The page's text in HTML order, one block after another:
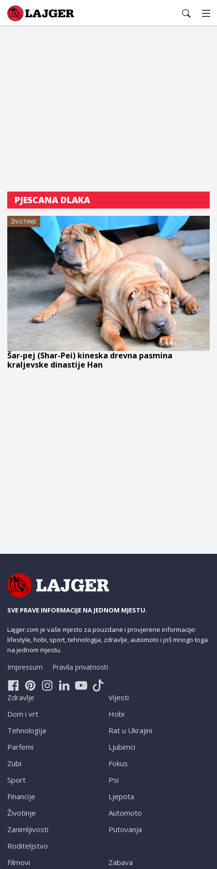
Lajger
PJESCANA DLAKA
ŽIVOTINJE
Šar-pej (Shar-Pei) kineska drevna pasmina
kraljevske dinastije Han
SVE PRAVE INFORMACIJE NA JEDNOM MJESTU.
Lajger.com je vaše mjesto za pouzdane i provjerene informacije:
lifestyle, hobi, sport, tehnologija, zdravlje, automoto i još mnogo toga
na jednom mjestu.
Impressum Pravila privatnosti
Zdravlje
Dom i vrt
Tehnologija
Parfemi
Zubi
Sport
Financije
Životinje
Zanimljivosti
Roditeljstvo
Vijesti
Hobi
Rat u Ukrajini
Ljubimci
Fokus
Psi
Ljepota
Automoto
Putovanja
Filmovi Zabava